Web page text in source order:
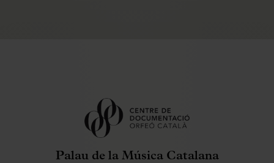
Palau de la Música Catalana